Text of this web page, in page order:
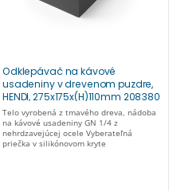
Odklepávač na kávové
usadeniny v drevenom puzdre,
HENDI, 275x175x(H)110mm 208380
Telo vyrobená z tmavého dreva, nádoba
na kávové usadeniny GN 1/4 z
nehrdzavejúcej ocele Vyberateľná
priečka v silikónovom kryte